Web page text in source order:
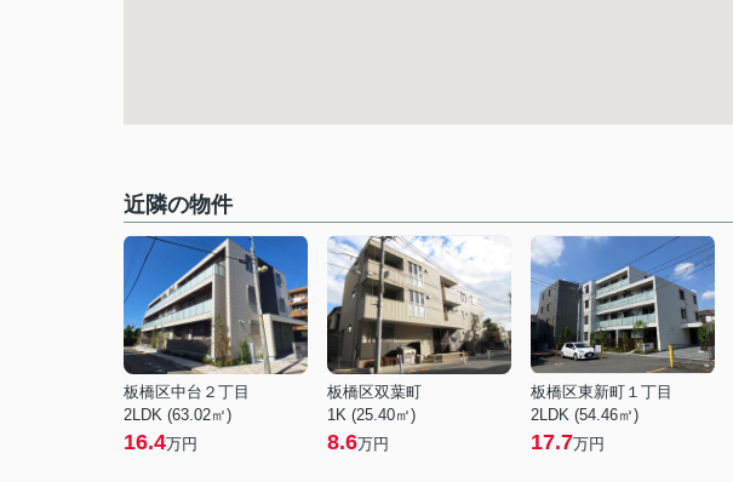
近隣の物件
板橋区中台２丁目
2LDK (63.02㎡)
16.4万円
板橋区双葉町
1K (25.40㎡)
8.6万円
板橋区東新町１丁目
2LDK (54.46㎡)
17.7万円